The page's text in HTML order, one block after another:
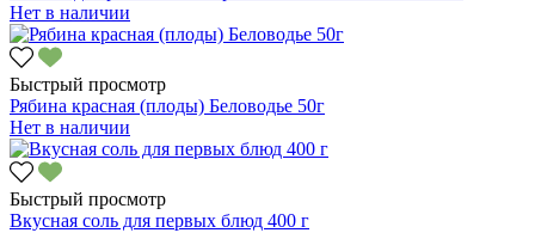
Нет в наличии
Быстрый просмотр
Рябина красная (плоды) Беловодье 50г
Нет в наличии
Быстрый просмотр
Вкусная соль для первых блюд 400 г